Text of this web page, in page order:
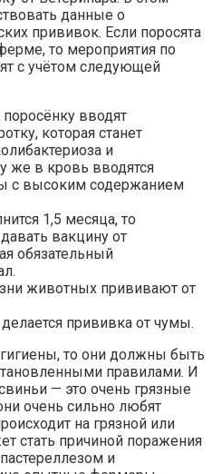
данные о
прививок. Если поросята
то мероприятия по
с учётом следующей
вводят
которая станет
и
же в кровь вводятся
с высоким содержанием
1,5 месяца, то
вакцину от
обязательный
животных прививают от
прививка от чумы.
гигиены, то они должны быть
правилами. И
— это очень грязные
очень сильно любят
на грязной или
стать причиной поражения
и